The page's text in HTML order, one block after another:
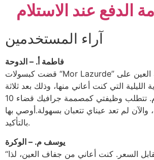
الدفع عند الاستلام
آراء المستخدمين
فاطمة أ. – الدوحة
قضت كبسولات “Mor Lazurde” المخصصة لصحة العين على
التي كنت أعاني منها، وذلك بعد ثلاثة
أشهر من الاستخدام. تتطلب وظيفتي كمصممة جرافيك قضاء 10
لم تعد عيناي تتعبان بسهولة.أوصي بها
بالتأكيد.
يوسف م. – الوكرة
“قيمة ممتازة مقابل السعر. كنت أعاني من جفاف العين، لذا